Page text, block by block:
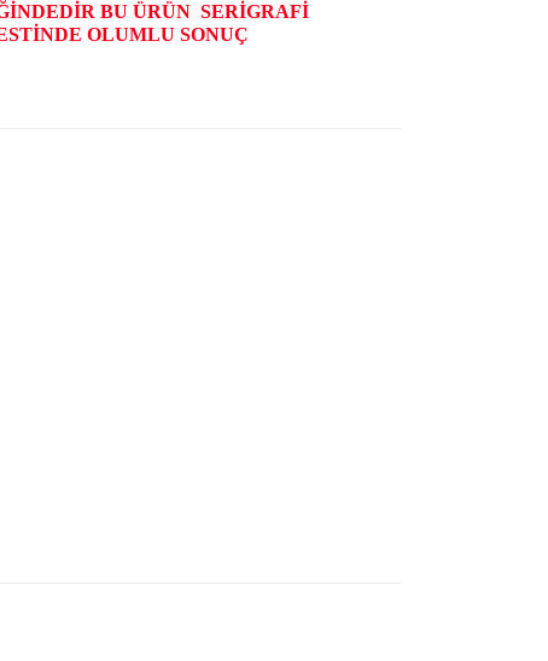
BU ÜRÜN SERİGRAFİ
OLUMLU SONUÇ